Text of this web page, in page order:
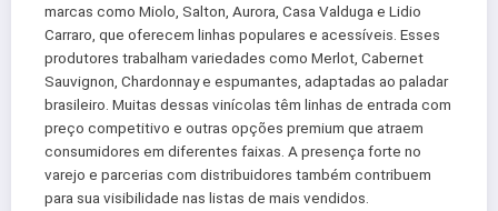
marcas como Miolo, Salton, Aurora, Casa Valduga e Lidio
Carraro, que oferecem linhas populares e acessíveis. Esses
produtores trabalham variedades como Merlot, Cabernet
Sauvignon, Chardonnay e espumantes, adaptadas ao paladar
brasileiro. Muitas dessas vinícolas têm linhas de entrada com
preço competitivo e outras opções premium que atraem
consumidores em diferentes faixas. A presença forte no
varejo e parcerias com distribuidores também contribuem
para sua visibilidade nas listas de mais vendidos.